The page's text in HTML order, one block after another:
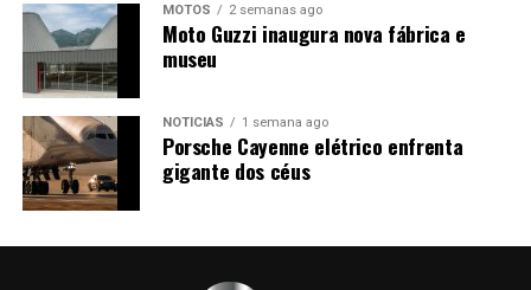
MOTOS 2 semanas ago
Moto Guzzi inaugura nova fábrica e
museu
NOTÍCIAS 1 semana ago
Porsche Cayenne elétrico enfrenta
gigante dos céus